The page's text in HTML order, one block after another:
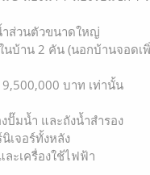
ำส่วนตัวขนาดใหญ่
นบ้าน 2 คัน (นอกบ้านจอดเ
9,500,000 บาท เท่านั้น
ปั๊มน้ำ และถังน้ำสำรอง
เจอร์ทั้งหลัง
ะเครื่องใช้ไฟฟ้า